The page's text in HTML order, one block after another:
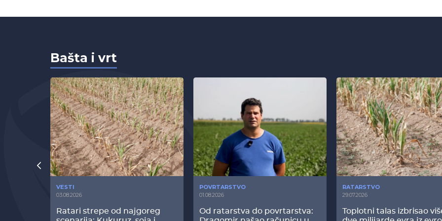
Bašta i vrt
VESTI
03.08.2026
Ratari strepe od najgoreg
POVRTARSTVO
01.08.2026
Od ratarstva do povrtarstva:
RATARSTVO
29.07.2026
Toplotni talas izbrisao